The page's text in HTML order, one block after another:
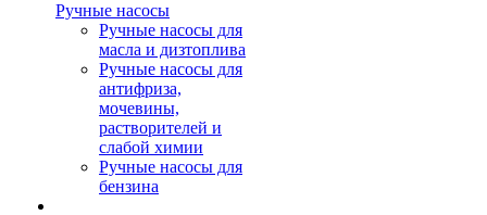
Ручные насосы
Ручные насосы для
масла и дизтоплива
Ручные насосы для
антифриза,
мочевины,
растворителей и
слабой химии
Ручные насосы для
бензина